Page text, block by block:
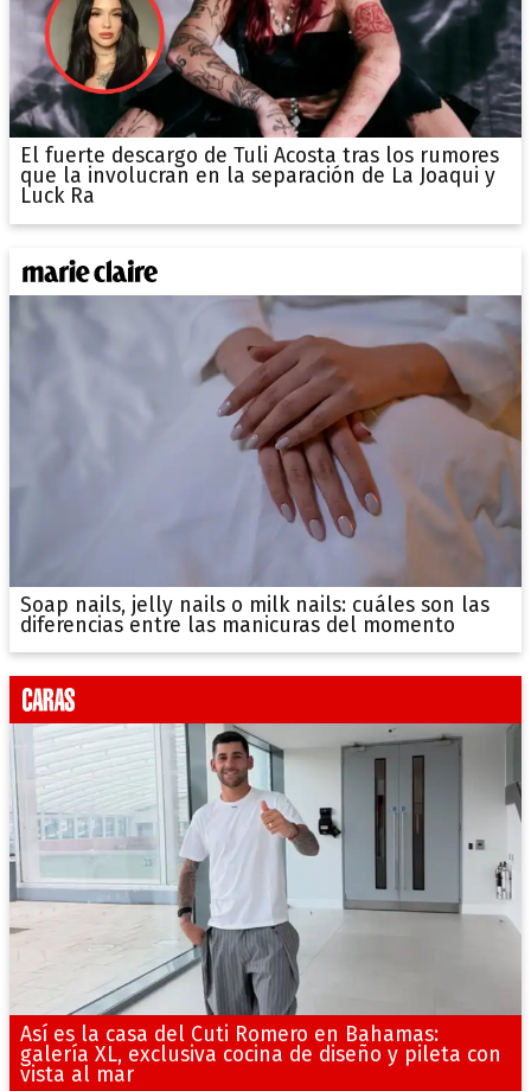
El fuerte descargo de Tuli Acosta tras los rumores
que la involucran en la separación de La Joaqui y
Luck Ra
Soap nails, jelly nails o milk nails: cuáles son las
diferencias entre las manicuras del momento
Así es la casa del Cuti Romero en Bahamas:
galería XL, exclusiva cocina de diseño y pileta con
vista al mar